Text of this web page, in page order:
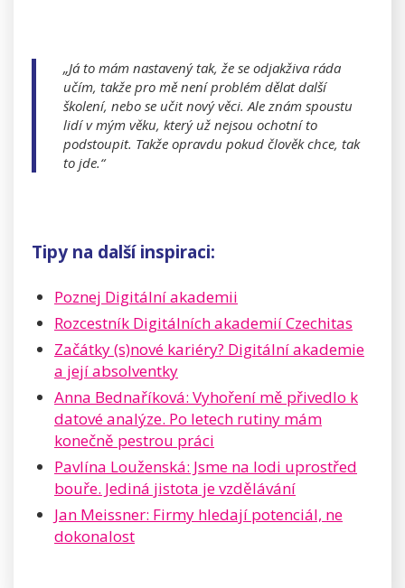
„Já to mám nastavený tak, že se odjakživa ráda
učím, takže pro mě není problém dělat další
školení, nebo se učit nový věci. Ale znám spoustu
lidí v mým věku, který už nejsou ochotní to
podstoupit. Takže opravdu pokud člověk chce, tak
to jde.“
Tipy na další inspiraci:
Poznej Digitální akademii
Rozcestník Digitálních akademií Czechitas
Začátky (s)nové kariéry? Digitální akademie
a její absolventky
Anna Bednaříková: Vyhoření mě přivedlo k
datové analýze. Po letech rutiny mám
konečně pestrou práci
Pavlína Louženská: Jsme na lodi uprostřed
bouře. Jediná jistota je vzdělávání
Jan Meissner: Firmy hledají potenciál, ne
dokonalost